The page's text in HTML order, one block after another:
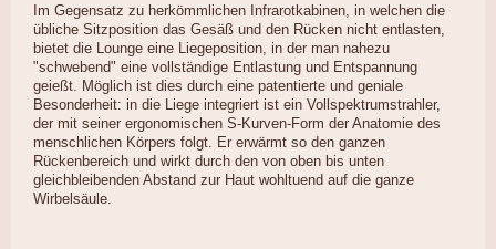
Im Gegensatz zu herkömmlichen Infrarotkabinen, in welchen die
übliche Sitzposition das Gesäß und den Rücken nicht entlasten,
bietet die Lounge eine Liegeposition, in der man nahezu
"schwebend" eine vollständige Entlastung und Entspannung
geießt. Möglich ist dies durch eine patentierte und geniale
Besonderheit: in die Liege integriert ist ein Vollspektrumstrahler,
der mit seiner ergonomischen S-Kurven-Form der Anatomie des
menschlichen Körpers folgt. Er erwärmt so den ganzen
Rückenbereich und wirkt durch den von oben bis unten
gleichbleibenden Abstand zur Haut wohltuend auf die ganze
Wirbelsäule.